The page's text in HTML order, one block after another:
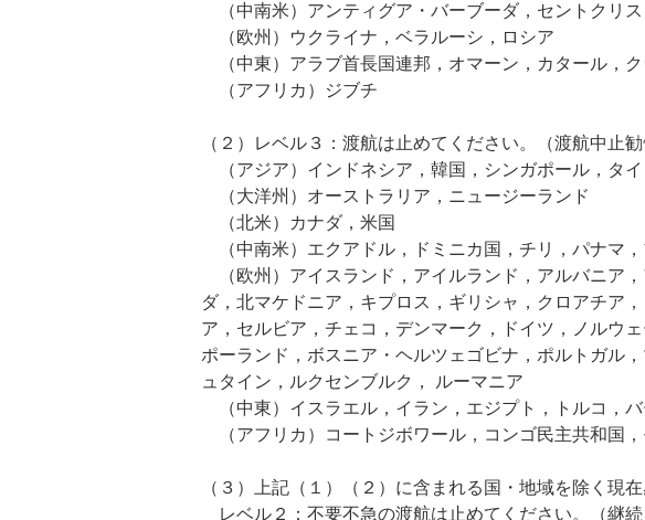
（中南米）アンティグア・バーブーダ，セントクリ
（欧州）ウクライナ，ベラルーシ，ロシア
（中東）アラブ首長国連邦，オマーン，カタール，
（アフリカ）ジブチ
（２）レベル３：渡航は止めてください。（渡航中止
（アジア）インドネシア，韓国，シンガポール，タ
（大洋州）オーストラリア，ニュージーランド
（北米）カナダ，米国
（中南米）エクアドル，ドミニカ国，チリ，パナマ
（欧州）アイスランド，アイルランド，アルバニア
ダ，北マケドニア，キプロス，ギリシャ，クロアチア
ア，セルビア，チェコ，デンマーク，ドイツ，ノルウ
ポーランド，ボスニア・ヘルツェゴビナ，ポルトガル
ュタイン，ルクセンブルク， ルーマニア
（中東）イスラエル，イラン，エジプト，トルコ，
（アフリカ）コートジボワール，コンゴ民主共和国
（３）上記（１）（２）に含まれる国・地域を除く現
レベル２：不要不急の渡航は止めてください。（継続